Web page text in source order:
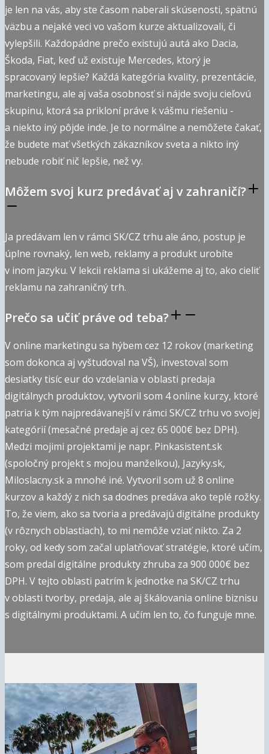
je len na vás, aby ste časom naberali skúsenosti, spätnú
väzbu a nejaké veci vo vašom kurze aktualizovali, či
vylepšili. Každopádne prečo existujú autá ako Dacia,
Škoda, Fiat, keď už existuje Mercedes, ktorý je
spracovaný lepšie? Každá kategória kvality, prezentácie,
marketingu, ale aj vaša osobnosť si nájde svoju cieľovú
skupinu, ktorá sa prikloní práve k vášmu riešeniu -
a niekto iný pôjde inde. Je to normálne a nemôžete čakať,
že budete mať všetkých zákazníkov sveta a nikto iný
nebude robiť nič lepšie, než vy.
Môžem svoj kurz predávať aj v zahraničí?
Ja predávam len v rámci SK/CZ trhu ale áno, postup je
úplne rovnaký, len web, reklamy a produkt urobíte
v inom jazyku. V lekcii reklama si ukážeme aj to, ako cieliť
reklamu na zahraničný trh.
Prečo sa učiť práve od teba?
V online marketingu sa hýbem cez 12 rokov (marketing
som dokonca aj vyštudoval na VŠ), investoval som
desiatky tisíc eur do vzdelania v oblasti predaja
digitálnych produktov, vytvoril som 4 online kurzy, ktoré
patria k tým najpredávanejší v rámci SK/CZ trhu vo svojej
kategórií (mesačné predaje aj cez 65 000€ bez DPH).
Medzi mojimi projektami je napr. Pinkasistent.sk
(spoločný projekt s mojou manželkou), Jazyky.sk,
Miloslacny.sk a mnohé iné. Vytvoril som už 8 online
kurzov a každý z nich sa dodnes predáva ako teplé rožky.
To, že viem, ako sa tvoria a predávajú digitálne produkty
(v rôznych oblastiach), to mi nemôže vziať nikto. Za 2
roky, od kedy som začal uplatňovať stratégie, ktoré učím,
som predal digitálne produkty zhruba za 900 000€ bez
DPH. V tejto oblasti patrím k jednotke na SK/CZ trhu
v oblasti tvorby, predaja, ale aj škálovania online biznisu
s digitálnymi produktami. A učím len to, čo funguje mne.